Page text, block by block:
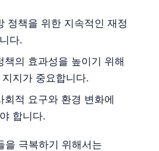
정책을 위한 지속적인 재정
다.
책의 효과성을 높이기 위해
지가 중요합니다.
회적 요구와 환경 변화에
합니다.
을 극복하기 위해서는